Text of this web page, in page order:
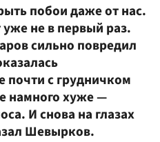
побои даже от нас.
не в первый раз.
сильно повредил
почти с грудничком
намного хуже —
И снова на глазах
Шевырков.